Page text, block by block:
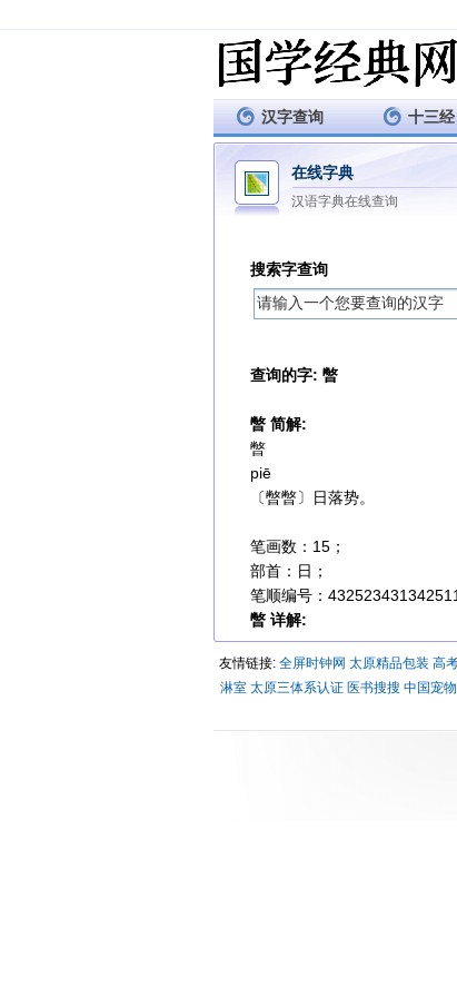
汉字查询 十三经
在线字典
汉语字典在线查询
搜索字查询
查询的字: 暼
暼 简解:
暼
piē
〔暼暼〕日落势。
笔画数：15；
部首：日；
笔顺编号：432523431342511
暼 详解:
友情链接: 全屏时钟网 太原精品包装 高
淋室 太原三体系认证 医书搜搜 中国宠